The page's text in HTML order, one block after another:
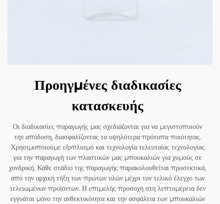
Προηγμένες διαδικασίες
κατασκευής
Οι διαδικασίες παραγωγής μας σχεδιάζονται για να μεγιστοποιούν
την απόδοση, διασφαλίζοντας τα υψηλότερα πρότυπα ποιότητας.
Χρησιμοποιούμε εξοπλισμό και τεχνολογία τελευταίας τεχνολογίας
για την παραγωγή των πλαστικών μας μπουκαλιών για χυμούς σε
χονδρική. Κάθε στάδιο της παραγωγής παρακολουθείται προσεκτικά,
από την αρχική τήξη των πρώτων υλών μέχρι τον τελικό έλεγχο των
τελειωμένων προϊόντων. Η επιμελής προσοχή στη λεπτομέρεια δεν
εγγυάται μόνο την ανθεκτικότητα και την ασφάλεια των μπουκαλιών